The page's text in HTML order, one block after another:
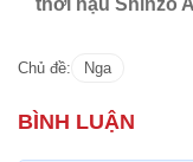
Chủ đề: Nga